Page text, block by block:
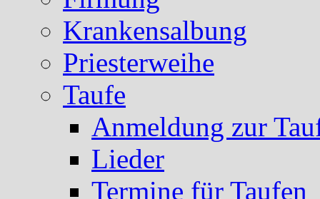
Krankensalbung
Priesterweihe
Taufe
Anmeldung zur
Lieder
Termine für Taufen